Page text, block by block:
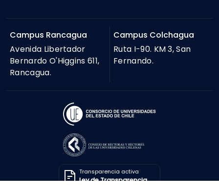
Campus Rancagua
Avenida Libertador
Bernardo O'Higgins 611,
Rancagua.
Campus Colchagua
Ruta I-90. KM 3, San
Fernando.
Transparencia activa
Ley de Transparencia